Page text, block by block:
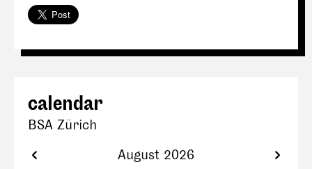
calendar
BSA Zürich
August 2026